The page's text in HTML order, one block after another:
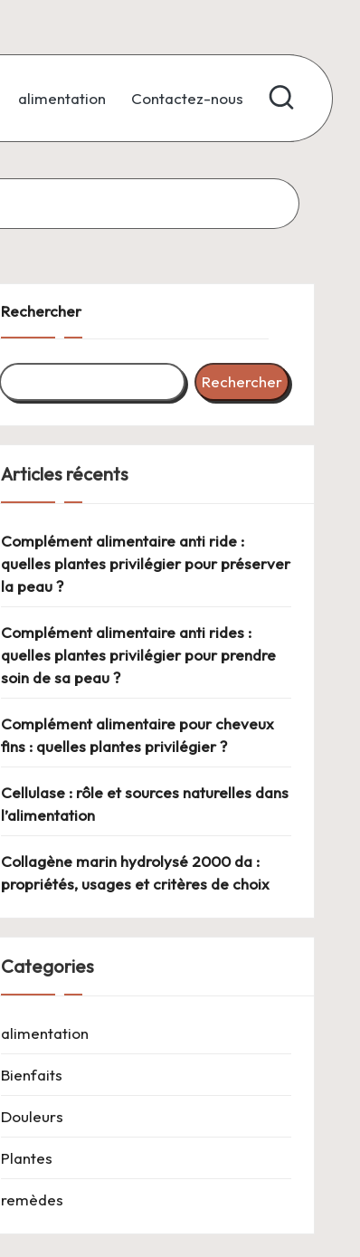
alimentation Contactez-nous
Rechercher
Rechercher
Articles récents
Complément alimentaire anti ride :
quelles plantes privilégier pour préserver
la peau ?
Complément alimentaire anti rides :
quelles plantes privilégier pour prendre
soin de sa peau ?
Complément alimentaire pour cheveux
fins : quelles plantes privilégier ?
Cellulase : rôle et sources naturelles dans
l’alimentation
Collagène marin hydrolysé 2000 da :
propriétés, usages et critères de choix
Categories
alimentation
Bienfaits
Douleurs
Plantes
remèdes